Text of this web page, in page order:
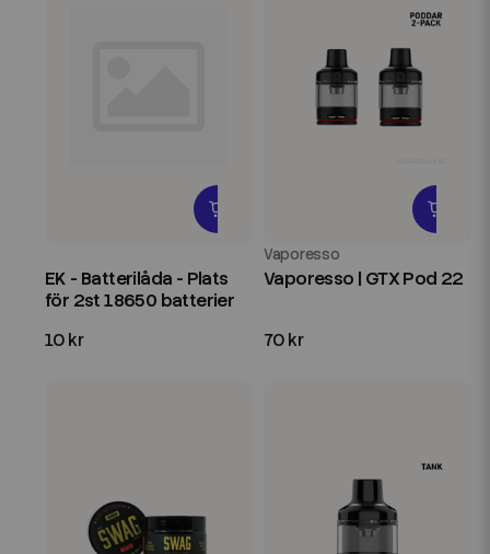
EK - Batterilåda - Plats
för 2st 18650 batterier
10 kr
Vaporesso
Vaporesso | GTX Pod 22
70 kr